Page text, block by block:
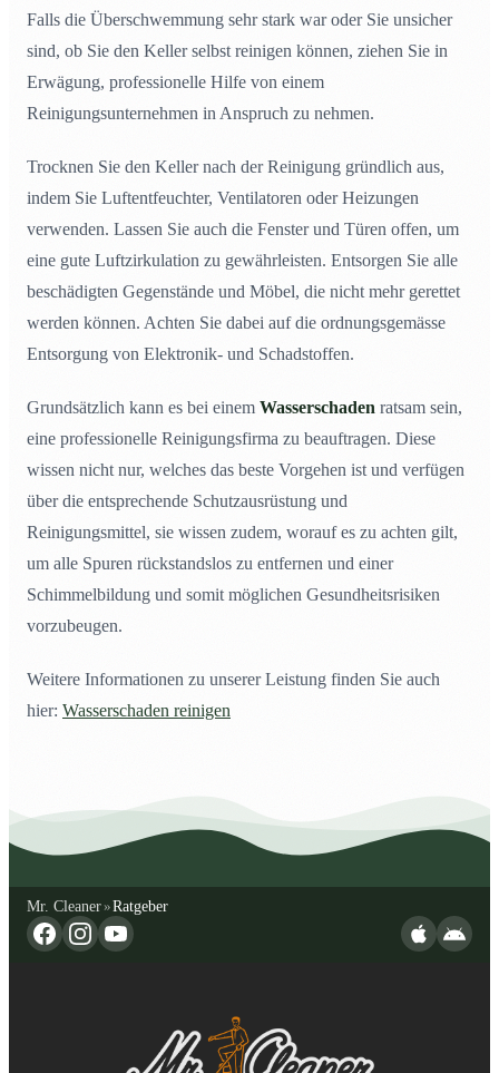
Falls die Überschwemmung sehr stark war oder Sie unsicher
sind, ob Sie den Keller selbst reinigen können, ziehen Sie in
Erwägung, professionelle Hilfe von einem
Reinigungsunternehmen in Anspruch zu nehmen.
Trocknen Sie den Keller nach der Reinigung gründlich aus,
indem Sie Luftentfeuchter, Ventilatoren oder Heizungen
verwenden. Lassen Sie auch die Fenster und Türen offen, um
eine gute Luftzirkulation zu gewährleisten. Entsorgen Sie alle
beschädigten Gegenstände und Möbel, die nicht mehr gerettet
werden können. Achten Sie dabei auf die ordnungsgemässe
Entsorgung von Elektronik- und Schadstoffen.
Grundsätzlich kann es bei einem Wasserschaden ratsam sein,
eine professionelle Reinigungsfirma zu beauftragen. Diese
wissen nicht nur, welches das beste Vorgehen ist und verfügen
über die entsprechende Schutzausrüstung und
Reinigungsmittel, sie wissen zudem, worauf es zu achten gilt,
um alle Spuren rückstandslos zu entfernen und einer
Schimmelbildung und somit möglichen Gesundheitsrisiken
vorzubeugen.
Weitere Informationen zu unserer Leistung finden Sie auch
hier: Wasserschaden reinigen
Mr. Cleaner»Ratgeber